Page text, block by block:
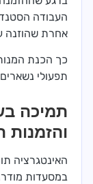
העבודה
אחרת שהוזנה
כך הכנת
תפעולי
תמיכה
והזמנות
האינטגרציה
במסעדות